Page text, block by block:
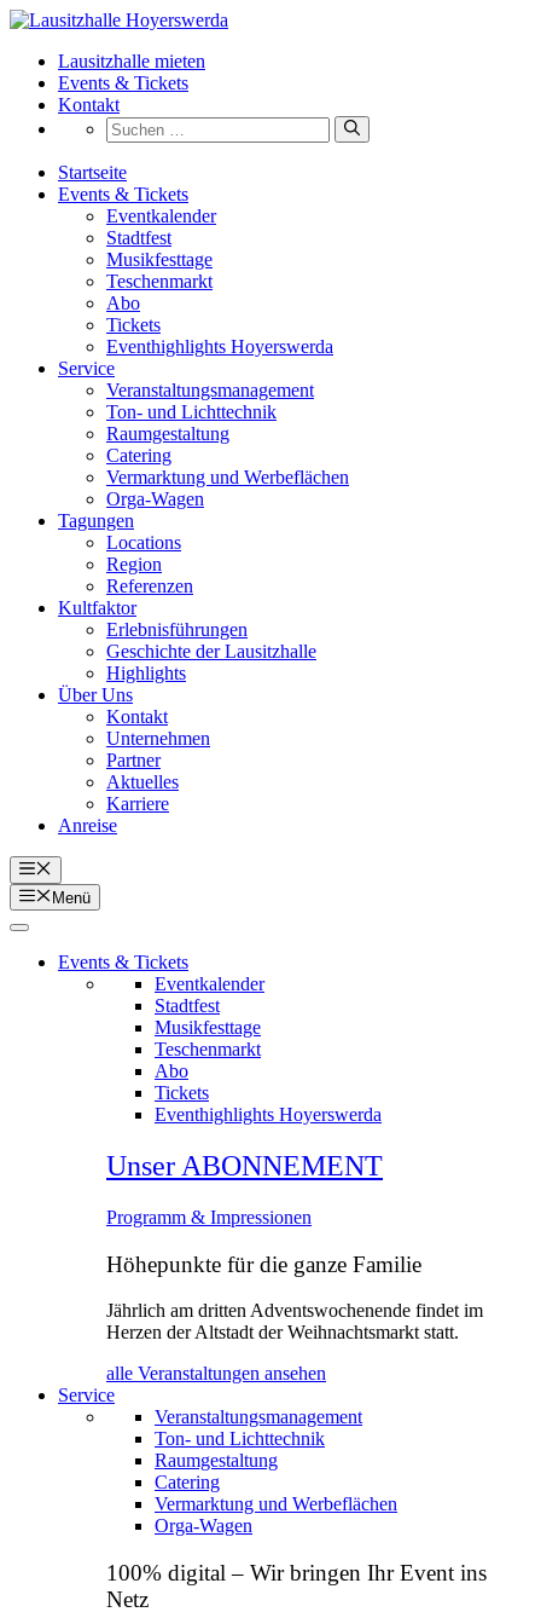
Zum
springenLausitzhalle mieten
Events & Tickets
Kontakt
Suchen
nach:
Startseite
Events & Tickets
Eventkalender
Stadtfest
Musikfesttage
Teschenmarkt
Abo
Tickets
Eventhighlights Hoyerswerda
Service
Veranstaltungsmanagement
Ton- und Lichttechnik
Raumgestaltung
Catering
Vermarktung und Werbeflächen
Orga‑Wagen
Tagungen
Locations
Region
Referenzen
Kultfaktor
Erlebnisführungen
Geschichte der Lausitzhalle
Highlights
Über Uns
Kontakt
Unternehmen
Partner
Aktuelles
Karriere
Anreise
Menü
Menü
Events & Tickets
Eventkalender
Stadtfest
Musikfesttage
Teschenmarkt
Abo
Tickets
Eventhighlights Hoyerswerda
Unser ABONNEMENT
Programm & Impressionen
Höhepunkte für die ganze Familie
Jährlich am dritten Adventswochenende findet im
Herzen der Altstadt der Weihnachtsmarkt statt.
alle Veranstaltungen ansehen
Service
Veranstaltungsmanagement
Ton- und Lichttechnik
Raumgestaltung
Catering
Vermarktung und Werbeflächen
Orga‑Wagen
100% digital – Wir bringen Ihr Event ins
Netz